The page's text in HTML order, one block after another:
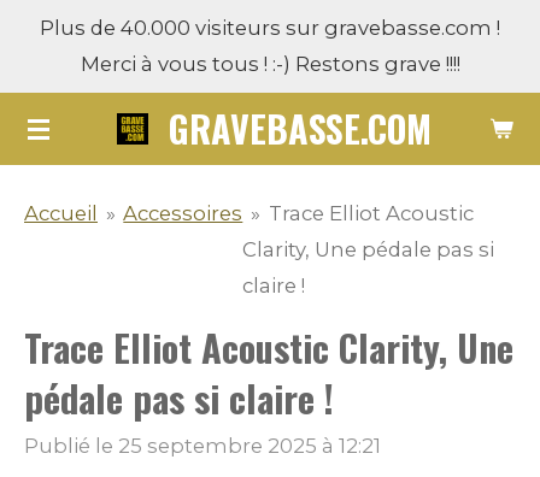
Passer
contenu
principal
GRAVEBASSE.COM
Plus de 40.000 visiteurs sur gravebasse.com !
Merci à vous tous ! :-) Restons grave !!!!
Accueil » Accessoires » Trace Elliot Acoustic
Clarity, Une pédale pas si
claire !
Trace Elliot Acoustic Clarity, Une
pédale pas si claire !
Publié le 25 septembre 2025 à 12:21